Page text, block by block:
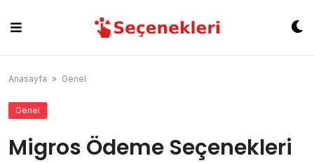
content
Anasayfa » Genel
Genel
Migros Ödeme Seçenekleri